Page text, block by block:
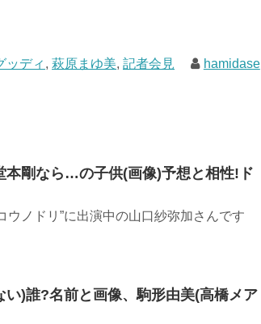
ッディ ,萩原まゆ美,記者会見 hamidase
本剛なら…の子供(画像)予想と相性!ド
ウノドリ”に出演中の山口紗弥加さんです
)誰?名前と画像、駒形由美(高橋メア